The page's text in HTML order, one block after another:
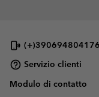
(+)390694804176
Servizio clienti
Modulo di contatto